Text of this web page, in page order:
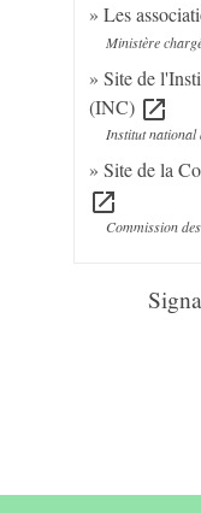
Les
Ministère
Site de
(INC) open_in_new
Institut national
Site de la
open_in_new
Commission